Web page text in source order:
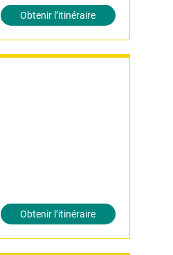
Obtenir l’itinéraire
Obtenir l’itinéraire